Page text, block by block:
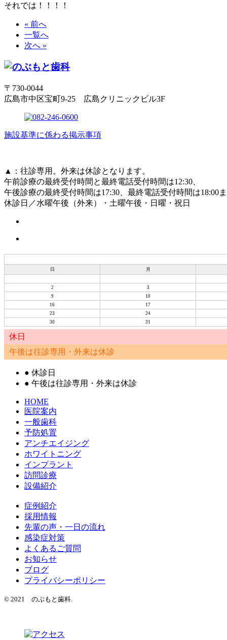
それでは！！！！
« 前へ
一覧へ
次へ »
〒730-0044
広島市中区宝町9-25 広島クリニックビル3F
施設基準に係わる掲示事項
▲
：往診専用。外来は休診となります。
午前診療の最終受付時間と最終電話受付時間は12:30、
午後診療の最終受付時間は17:30、最終電話受付時間は18:00
休診日／水曜午後（外来）・土曜午後・日曜・祝日
日
月
2
3
9
10
16
17
23
24
30
31
休日
午後は往診専用・外来は休診
● 休診日
● 午後は往診専用・外来は休診
HOME
医院案内
一般歯科
予防処置
アンチエイジング
ホワイトニング
インプラント
訪問診療
設備紹介
症例紹介
採用情報
先輩の声・一日の流れ
感染症対策
よくあるご質問
お知らせ
ブログ
プライバシーポリシー
© 2021 のぶもと歯科.